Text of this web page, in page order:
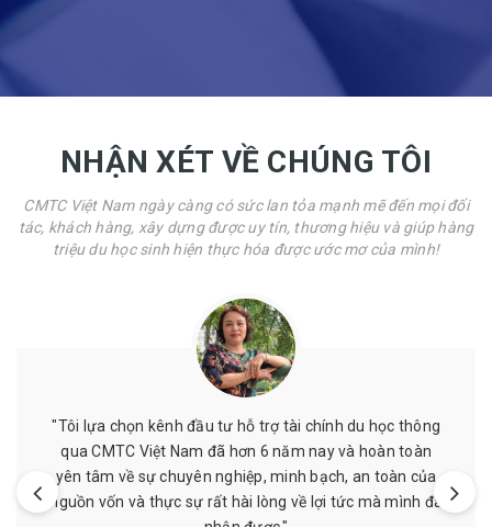
NHẬN XÉT VỀ CHÚNG TÔI
CMTC Việt Nam ngày càng có sức lan tỏa mạnh mẽ đến mọi đối
tác, khách hàng, xây dựng được uy tín, thương hiệu và giúp hàng
triệu du học sinh hiện thực hóa được ước mơ của mình!
đã
"Mình đã từng được hỗ trợ chứng minh tài chính ở
giá cả phải chăng, nhân viên nhiệt tình, làm việc
hẹn. Mình đã từng làm ở nơi khác nhưng sau khi làm
CMTC Việt Nam mình thấy hài lòng hơn."